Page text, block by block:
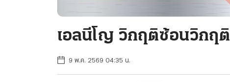
เอลนีโญ วิกฤติซ้อนวิกฤติ
9 พ.ค. 2569 04:35 น.